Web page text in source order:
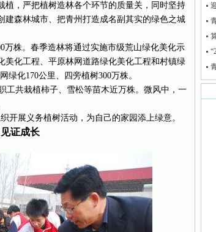
，严把植树造林各个环节的质量关，同时坚持
森林城市、把青州打造成名副其实的绿色之城
株。春季造林将通过实施市级荒山绿化美化示
化工程、平原林网道路绿化美化工程和村镇绿
绿化170公里、四旁植树300万株。
共栽植柿子、雪松等苗木近万株。微风中，一
展义务植树活动，为自己的家园添上绿意。
证成长